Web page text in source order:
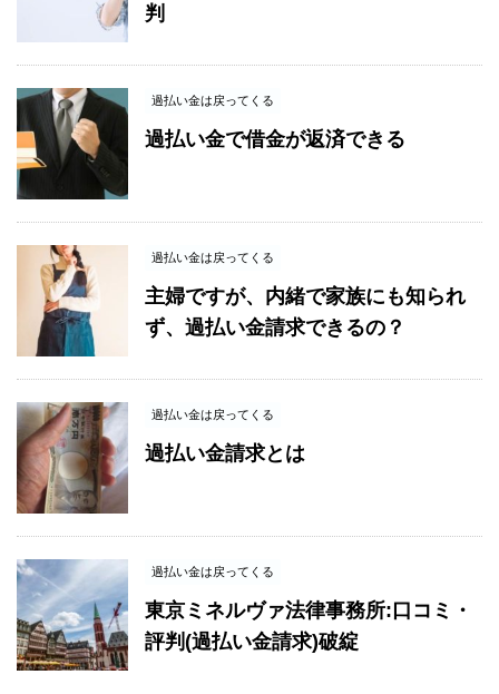
判
過払い金は戻ってくる
過払い金で借金が返済できる
過払い金は戻ってくる
主婦ですが、内緒で家族にも知られ
ず、過払い金請求できるの？
過払い金は戻ってくる
過払い金請求とは
過払い金は戻ってくる
東京ミネルヴァ法律事務所:口コミ・
評判(過払い金請求)破綻